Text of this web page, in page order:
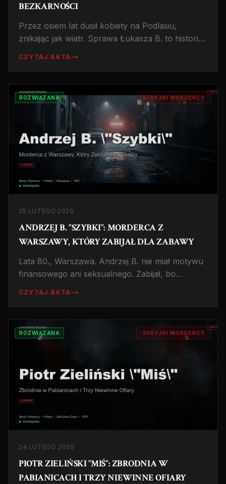
BEZKARNOŚCI
Przez osiem lat dusił kobiety na Podlasiu,
znikając jak wiatr. Sprawa Łukasza B. to historia
CZYTAJ AKTA
ROZWIĄZANA SERYJNI MORDERCY
25 LUTEGO 2026
ANDRZEJ B. "SZYBKI": MORDERCA Z
WARSZAWY, KTÓRY ZABIJAŁ DLA ZABAWY
Lata 80., Warszawa. Andrzej B. nie miał motywu
finansowego ani seksualnego. Zabijał, bo
CZYTAJ AKTA
ROZWIĄZANA SERYJNI MORDERCY
24 LUTEGO 2026
PIOTR ZIELIŃSKI "MIŚ": ZBRODNIA W
PABIANICACH I TRZY NIEWINNE OFIARY